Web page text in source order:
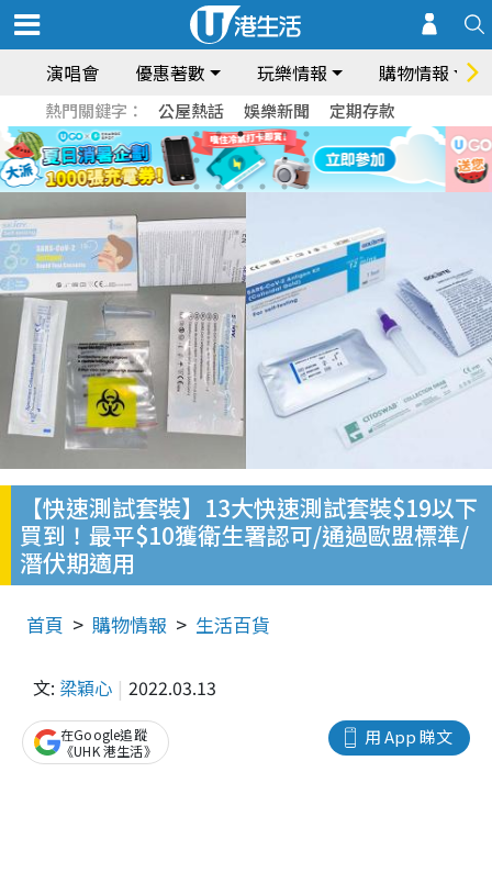
演唱會 優惠著數 玩樂情報 購物情報
熱門關鍵字： 公屋熱話 娛樂新聞 定期存款
【快速測試套裝】13大快速測試套裝$19以下
買到！最平$10獲衛生署認可/通過歐盟標準/
潛伏期適用
首頁 購物情報 生活百貨
文: 梁穎心 2022.03.13
用 App 睇文
在Google追蹤
《UHK 港生活》